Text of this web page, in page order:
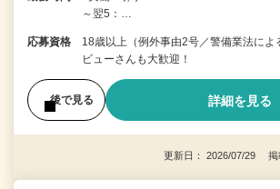
～翌5：…
応募資格
18歳以上（例外事由2号／警備業法によ
ビューさんも大歓迎！
後で見る 詳細を見る
更新日： 2026/07/29 掲